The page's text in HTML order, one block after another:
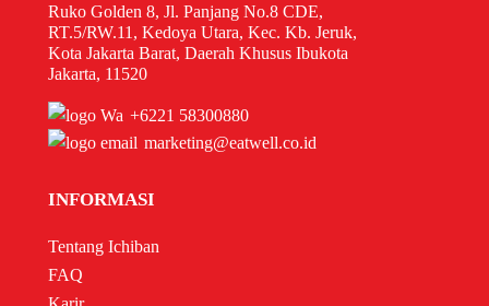
Ruko Golden 8, Jl. Panjang No.8 CDE,
RT.5/RW.11, Kedoya Utara, Kec. Kb. Jeruk,
Kota Jakarta Barat, Daerah Khusus Ibukota
Jakarta, 11520
+6221 58300880
marketing@eatwell.co.id
INFORMASI
Tentang Ichiban
FAQ